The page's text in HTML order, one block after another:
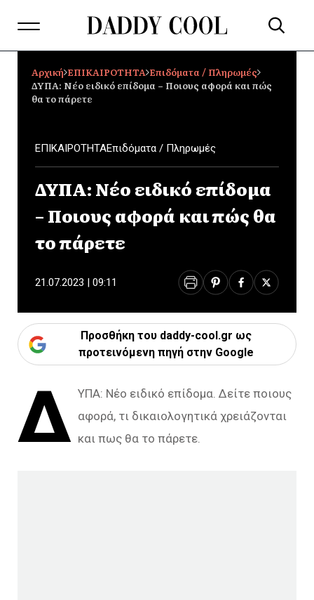
Αρχική ΕΠΙΚΑΙΡΟΤΗΤΑ Επιδόματα / Πληρωμές
ΔΥΠΑ: Νέο ειδικό επίδομα – Ποιους αφορά και πώς
θα το πάρετε
ΕΠΙΚΑΙΡΟΤΗΤΑΕπιδόματα / Πληρωμές
ΔΥΠΑ: Νέο ειδικό επίδομα
– Ποιους αφορά και πώς θα
το πάρετε
21.07.2023 | 09:11
Προσθήκη του daddy-cool.gr ως
προτεινόμενη πηγή στην Google
Δ ΥΠΑ: Νέο ειδικό επίδομα. Δείτε ποιους
αφορά, τι δικαιολογητικά χρειάζονται
και πως θα το πάρετε.